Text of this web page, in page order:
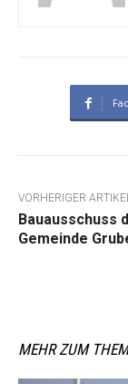
VORHERIGER
Bauausschuss
Gemeinde
MEHR ZUM